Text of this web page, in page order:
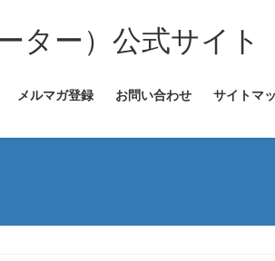
ター）公式サイト
メルマガ登録 お問い合わせ サイトマ